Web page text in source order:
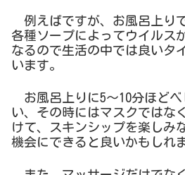
例えばですが、お風呂上り
各種ソープによってウイルス
なるので生活の中では良いタ
います。
お風呂上りに5～10分ほど
い、その時にはマスクではな
けて、スキンシップを楽しみ
機会にできると良いかもしれ